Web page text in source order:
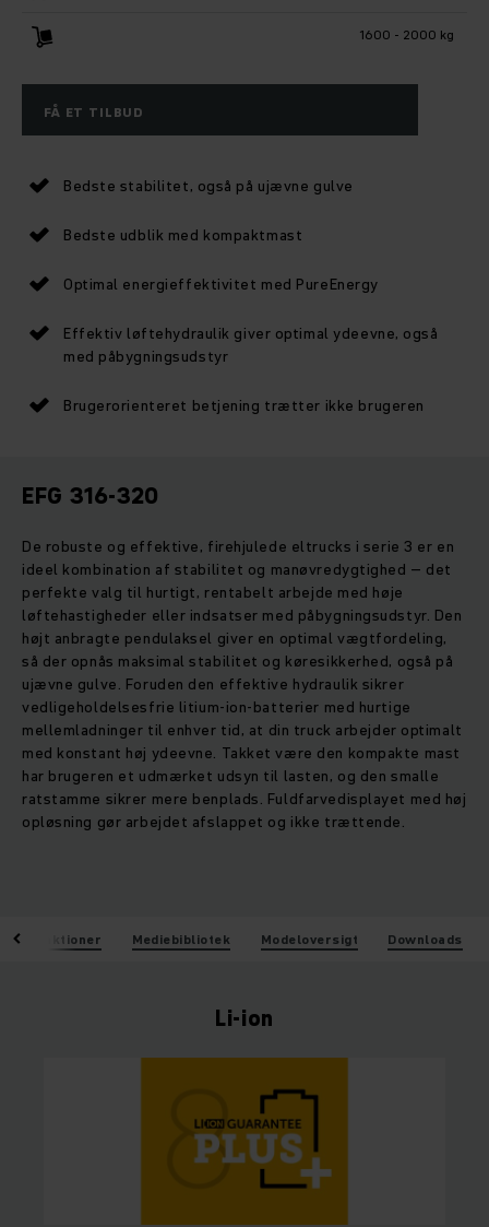
1600 - 2000 kg
FÅ ET TILBUD
Bedste stabilitet, også på ujævne gulve
Bedste udblik med kompaktmast
Optimal energieffektivitet med PureEnergy
Effektiv løftehydraulik giver optimal ydeevne, også
med påbygningsudstyr
Brugerorienteret betjening trætter ikke brugeren
EFG 316-320
De robuste og effektive, firehjulede eltrucks i serie 3 er en
ideel kombination af stabilitet og manøvredygtighed – det
perfekte valg til hurtigt, rentabelt arbejde med høje
løftehastigheder eller indsatser med påbygningsudstyr. Den
højt anbragte pendulaksel giver en optimal vægtfordeling,
så der opnås maksimal stabilitet og køresikkerhed, også på
ujævne gulve. Foruden den effektive hydraulik sikrer
vedligeholdelsesfrie litium-ion-batterier med hurtige
mellemladninger til enhver tid, at din truck arbejder optimalt
med konstant høj ydeevne. Takket være den kompakte mast
har brugeren et udmærket udsyn til lasten, og den smalle
ratstamme sikrer mere benplads. Fuldfarvedisplayet med høj
opløsning gør arbejdet afslappet og ikke trættende.
Funktioner Mediebibliotek Modeloversigt Downloads
Li-ion